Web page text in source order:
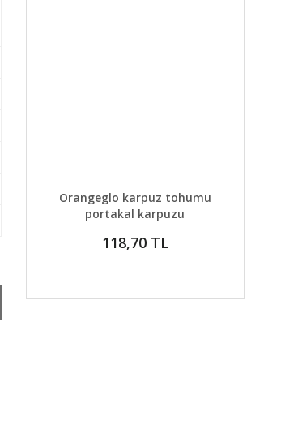
DETAYLAR GELİNCE HABER VER
Orangeglo karpuz tohumu
portakal karpuzu
118,70 TL